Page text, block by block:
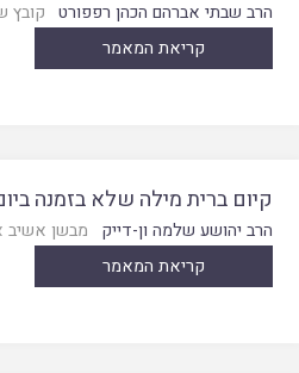
הרב שבתי אברהם הכהן רפפורט קובץ
קריאת המאמר
קיום ברית מילה שלא בזמנה
הרב יהושע שלמה ון-דייק מבשן אשיב
קריאת המאמר